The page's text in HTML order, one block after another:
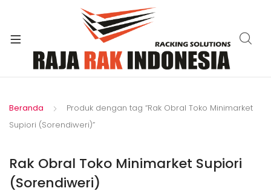
Beranda
Produk dengan tag “Rak Obral Toko Minimarket
Supiori (Sorendiweri)”
Rak Obral Toko Minimarket Supiori
(Sorendiweri)